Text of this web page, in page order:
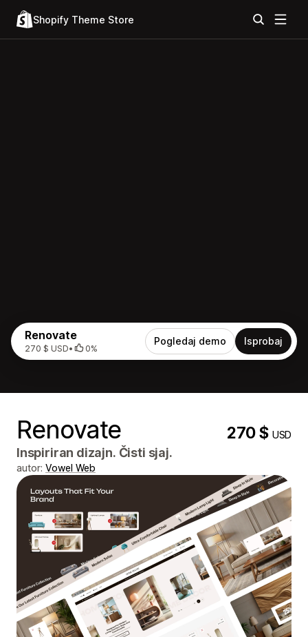
Shopify Theme Store
Renovate
270 $ USD• 0%
Pogledaj demo Isprobaj
Renovate 270 $USD
Inspiriran dizajn. Čisti sjaj.
autor: Vowel Web